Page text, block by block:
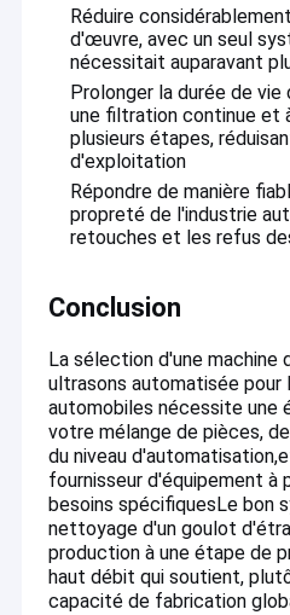
Réduire
d'œuvre, avec un seul
nécessitait auparavant
Prolonger la durée de vie
une filtration continue et
plusieurs étapes,
d'exploitation
Répondre de manière
propreté de l'industrie
retouches et les refus
Conclusion
La sélection d'une machine
ultrasons automatisée pour
automobiles nécessite une
votre mélange de pièces,
du niveau
fournisseur d'équipement à
besoins spécifiquesLe bon
nettoyage d'un goulot
production à une étape de
haut débit qui soutient,
capacité de fabrication